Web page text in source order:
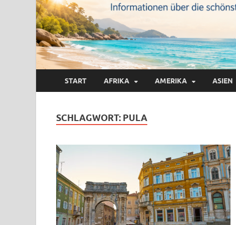
START AFRIKA AMERIKA ASIEN
SCHLAGWORT: PULA